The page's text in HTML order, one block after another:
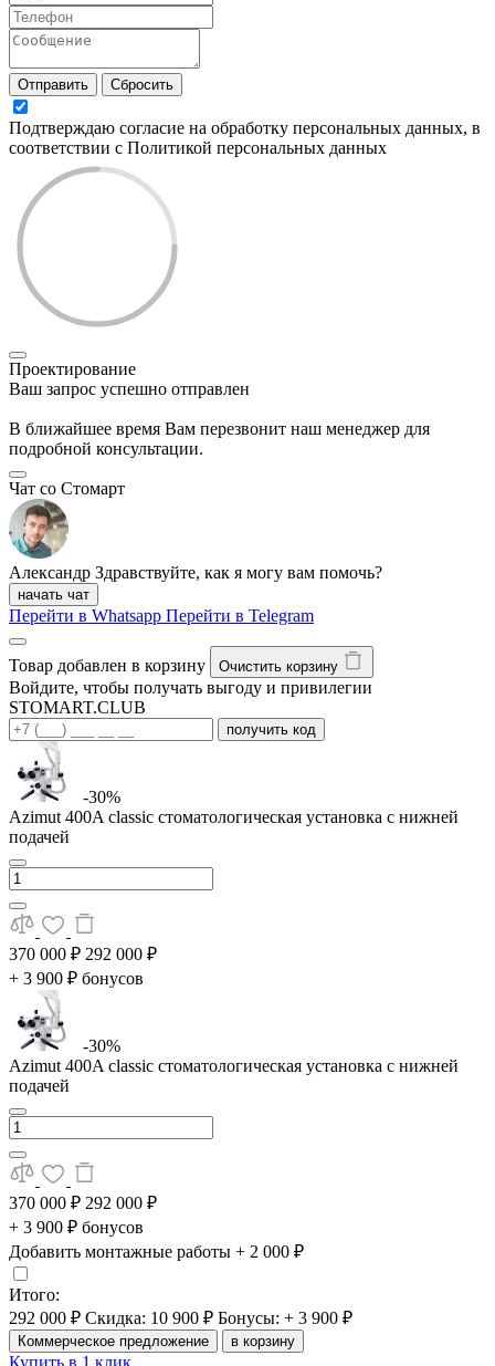
Отправить Сбросить
Подтверждаю согласие на обработку персональных данных, в
соответствии с Политикой персональных данных
Проектирование
Ваш запрос успешно отправлен
В ближайшее время Вам перезвонит наш менеджер для
подробной консультации.
Чат со Стомарт
Александр Здравствуйте, как я могу вам помочь?
начать чат
Перейти в Whatsapp Перейти в Telegram
Товар добавлен в корзину Очистить корзину
Войдите, чтобы получать выгоду и привилегии
STOMART.CLUB
получить код
-30%
Azimut 400A classic стоматологическая установка с нижней
подачей
370 000 ₽ 292 000 ₽
+ 3 900 ₽ бонусов
-30%
Azimut 400A classic стоматологическая установка с нижней
подачей
370 000 ₽ 292 000 ₽
+ 3 900 ₽ бонусов
Добавить монтажные работы + 2 000 ₽
Итого:
292 000 ₽ Скидка: 10 900 ₽ Бонусы: + 3 900 ₽
Коммерческое предложение в корзину
Купить в 1 клик